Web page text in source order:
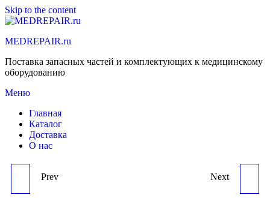
Skip to the content
MEDREPAIR.ru
Поставка запасных частей и комплектующих к медицинскому
оборудованию
Меню
Главная
Каталог
Доставка
О нас
TR6D PRINTER FOR
Prev Next